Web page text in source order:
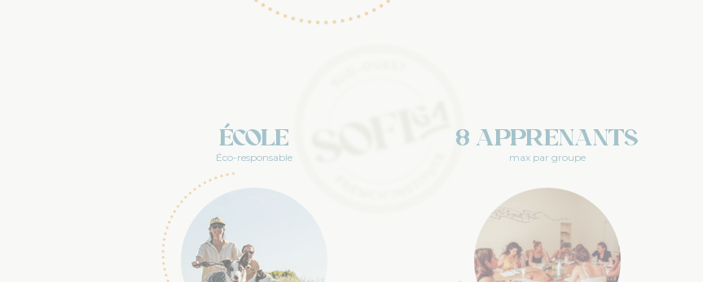
École
Éco-responsable
8 apprenants
max par groupe